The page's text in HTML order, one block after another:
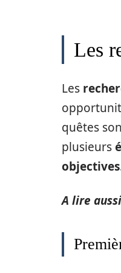
Les
Les
quêtes
plusieurs
objectives
A lire